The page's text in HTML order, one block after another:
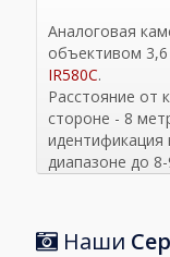
Аналоговая
объективом
IR580C.
Расстояние от
стороне - 8
идентификация
диапазоне до
Наши